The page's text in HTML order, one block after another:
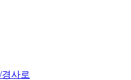
사로